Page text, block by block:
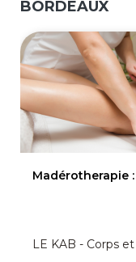
BORDEAUX
Madérotherapie
LE KAB - Corps